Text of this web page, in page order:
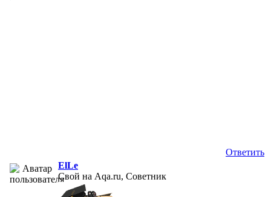
Ответить
ElLe
Свой на Aqa.ru, Советник